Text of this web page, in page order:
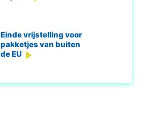
Einde vrijstelling voor
pakketjes van buiten
de EU